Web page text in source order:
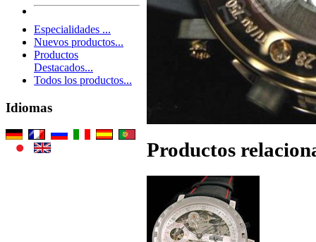
Especialidades ...
Nuevos productos...
Productos
Destacados...
Todos los productos...
Idiomas
Productos